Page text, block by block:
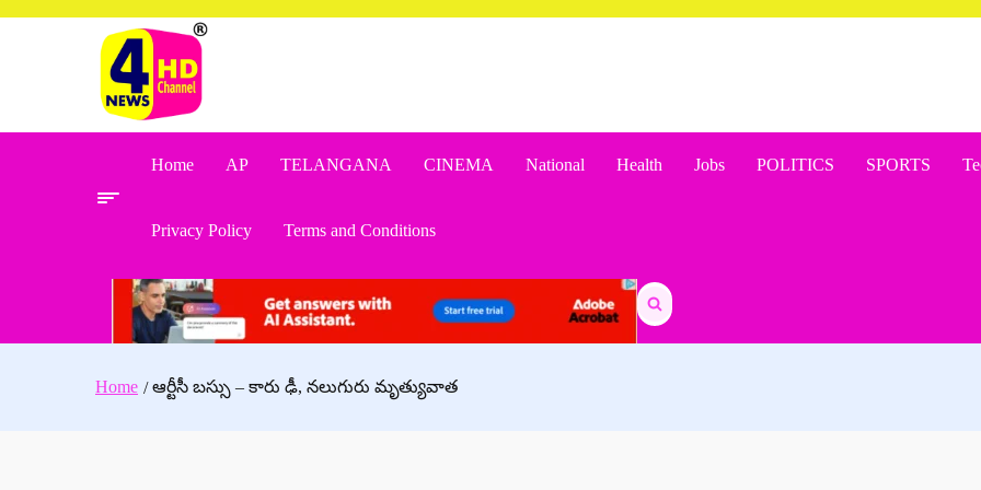
Home AP TELANGANA CINEMA National Health Jobs POLITICS SPORTS
Privacy Policy Terms and Conditions
Search
for:
Home ఆర్టీసీ బస్సు – కారు ఢీ, నలుగురు మృత్యువాత